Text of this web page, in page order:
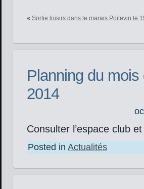
« Sortie loisirs dans le marais Poitevin le
Planning du
2014
Consulter l’espace club
Posted in Actualités